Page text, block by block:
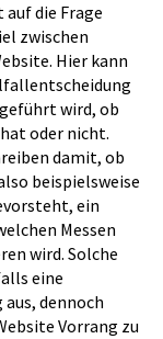
die Frage
zwischen
Hier kann
wird, ob
oder nicht.
damit, ob
beispielsweise
ein
Messen
wird. Solche
eine
dennoch
Vorrang zu